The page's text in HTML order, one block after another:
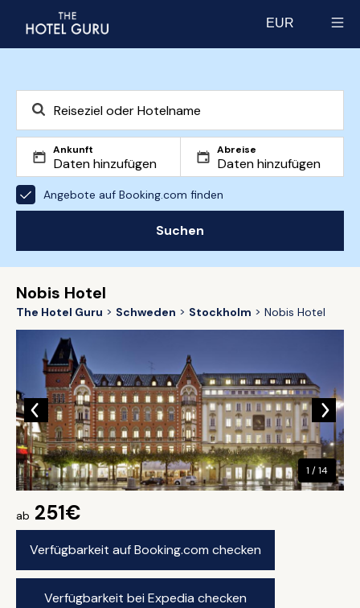
EUR
Ankunft Abreise
Angebote auf Booking.com finden
Suchen
Nobis Hotel
The Hotel Guru Schweden Stockholm Nobis Hotel
ab 251€
Verfügbarkeit auf Booking.com checken
Verfügbarkeit bei Expedia checken
1 / 14